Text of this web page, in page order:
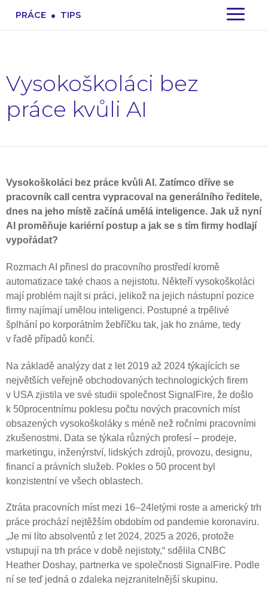
PRÁCE . TIPS
Vysokoškoláci bez
práce kvůli AI
Vysokoškoláci bez práce kvůli AI. Zatímco dříve se
pracovník call centra vypracoval na generálního ředitele,
dnes na jeho místě začíná umělá inteligence. Jak už nyní
AI proměňuje kariérní postup a jak se s tím firmy hodlají
vypořádat?
Rozmach AI přinesl do pracovního prostředí kromě
automatizace také chaos a nejistotu. Někteří vysokoškoláci
mají problém najít si práci, jelikož na jejich nástupní pozice
firmy najímají umělou inteligenci. Postupné a trpělivé
šplhání po korporátním žebříčku tak, jak ho známe, tedy
v řadě případů končí.
Na základě analýzy dat z let 2019 až 2024 týkajících se
největších veřejně obchodovaných technologických firem
v USA zjistila ve své studii společnost SignalFire, že došlo
k 50procentnímu poklesu počtu nových pracovních míst
obsazených vysokoškoláky s méně než ročními pracovními
zkušenostmi. Data se týkala různých profesí – prodeje,
marketingu, inženýrství, lidských zdrojů, provozu, designu,
financí a právních služeb. Pokles o 50 procent byl
konzistentní ve všech oblastech.
Ztráta pracovních míst mezi 16–24letými roste a americký trh
práce prochází nejtěžším obdobím od pandemie koronaviru.
„Je mi líto absolventů z let 2024, 2025 a 2026, protože
vstupují na trh práce v době nejistoty,“ sdělila CNBC
Heather Doshay, partnerka ve společnosti SignalFire. Podle
ní se teď jedná o zdaleka nejzranitelnější skupinu.